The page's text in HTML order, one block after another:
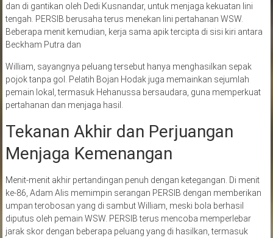
dan di gantikan oleh Dedi Kusnandar, untuk menjaga kekuatan lini
tengah. PERSIB berusaha terus menekan lini pertahanan WSW.
Beberapa menit kemudian, kerja sama apik tercipta di sisi kiri antara
Beckham Putra dan
William, sayangnya peluang tersebut hanya menghasilkan sepak
pojok tanpa gol. Pelatih Bojan Hodak juga memainkan sejumlah
pemain lokal, termasuk Hehanussa bersaudara, guna memperkuat
pertahanan dan menjaga hasil.
Tekanan Akhir dan Perjuangan
Menjaga Kemenangan
Menit-menit akhir pertandingan penuh dengan ketegangan. Di menit
ke-86, Adam Alis memimpin serangan PERSIB dengan memberikan
umpan terobosan yang di sambut William, meski bola berhasil
diputus oleh pemain WSW. PERSIB terus mencoba memperlebar
jarak skor dengan beberapa peluang yang di hasilkan, termasuk